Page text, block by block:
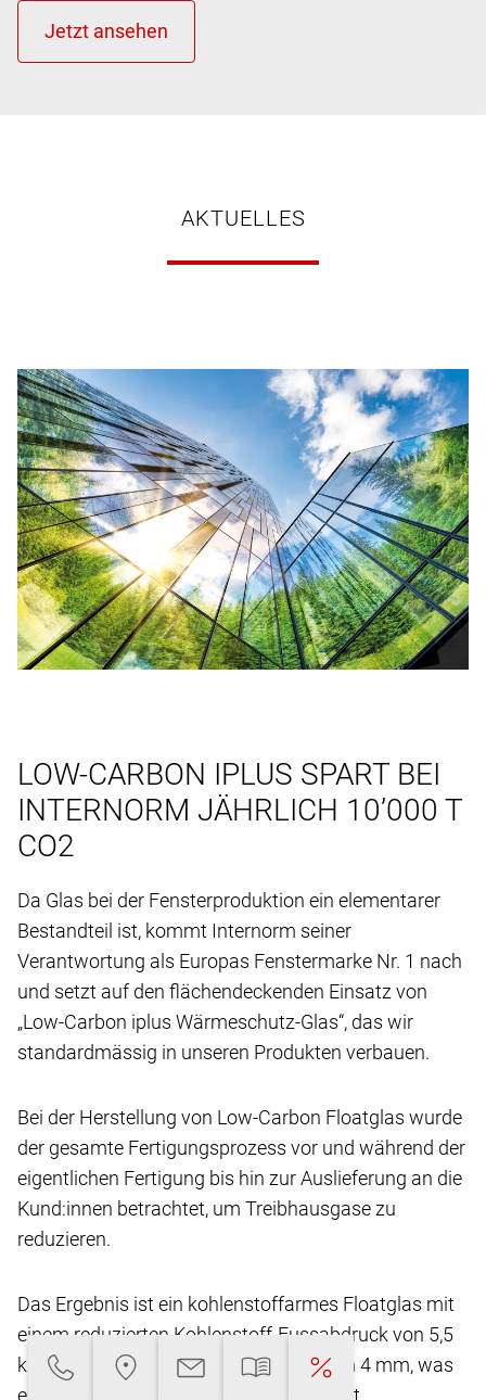
AKTUELLES
LOW-CARBON IPLUS SPART BEI
INTERNORM JÄHRLICH 10’000 T
CO2
Da Glas bei der Fensterproduktion ein elementarer
Bestandteil ist, kommt Internorm seiner
Verantwortung als Europas Fenstermarke Nr. 1 nach
und setzt auf den flächendeckenden Einsatz von
„Low-Carbon iplus Wärmeschutz-Glas“, das wir
standardmässig in unseren Produkten verbauen.
Bei der Herstellung von Low-Carbon Floatglas wurde
der gesamte Fertigungsprozess vor und während der
eigentlichen Fertigung bis hin zur Auslieferung an die
Kund:innen betrachtet, um Treibhausgase zu
reduzieren.
Das Ergebnis ist ein kohlenstoffarmes Floatglas mit
einem reduzierten Kohlenstoff-Fussabdruck von 5,5
kg CO2-eq/m2** bei einer Glasdicke von 4 mm, was
eine Reduktion von über 45 % ermöglicht.